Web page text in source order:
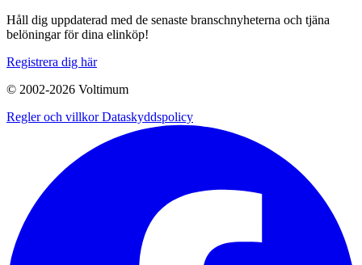
Håll dig uppdaterad med de senaste branschnyheterna och tjäna
belöningar för dina elinköp!
Registrera dig här
© 2002-2026 Voltimum
Regler och villkorDataskyddspolicy